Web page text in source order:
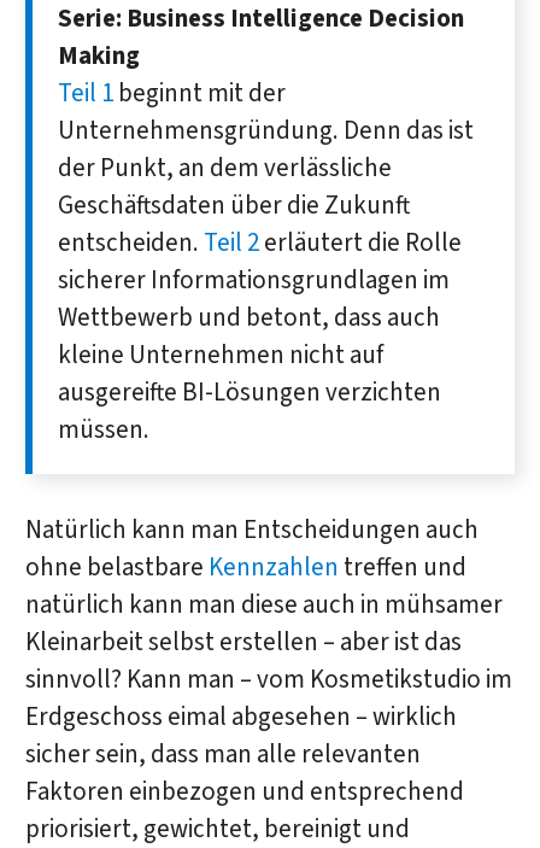
Serie: Business Intelligence Decision
Making
Teil 1 beginnt mit der
Unternehmensgründung. Denn das ist
der Punkt, an dem verlässliche
Geschäftsdaten über die Zukunft
entscheiden. Teil 2erläutert die Rolle
sicherer Informationsgrundlagen im
Wettbewerb und betont, dass auch
kleine Unternehmen nicht auf
ausgereifte BI-Lösungen verzichten
müssen.
Natürlich kann man Entscheidungen auch
ohne belastbare Kennzahlen treffen und
natürlich kann man diese auch in mühsamer
Kleinarbeit selbst erstellen – aber ist das
sinnvoll? Kann man – vom Kosmetikstudio im
Erdgeschoss eimal abgesehen – wirklich
sicher sein, dass man alle relevanten
Faktoren einbezogen und entsprechend
priorisiert, gewichtet, bereinigt und